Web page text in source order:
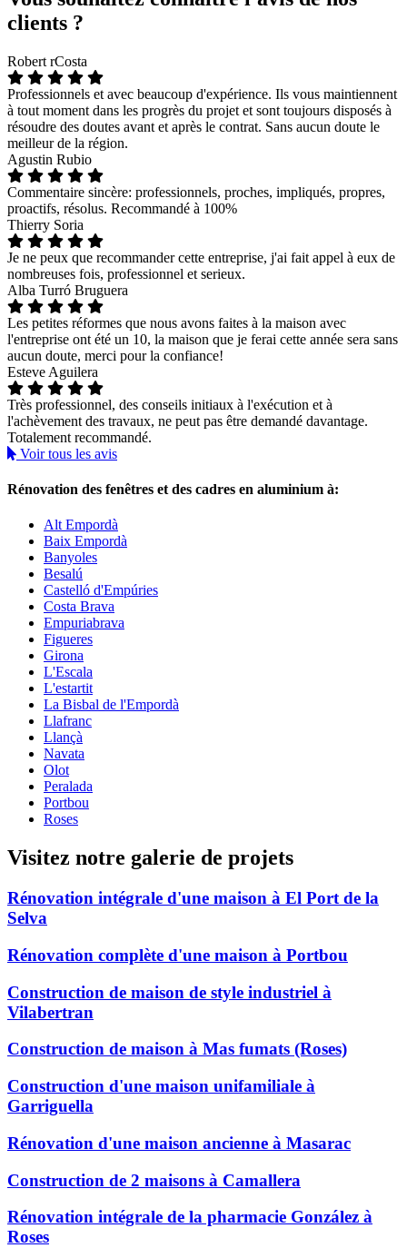
clients ?
Robert rCosta
Professionnels et avec beaucoup d'expérience. Ils vous maintiennent
à tout moment dans les progrès du projet et sont toujours disposés à
résoudre des doutes avant et après le contrat. Sans aucun doute le
meilleur de la région.
Agustin Rubio
Commentaire sincère: professionnels, proches, impliqués, propres,
proactifs, résolus. Recommandé à 100%
Thierry Soria
Je ne peux que recommander cette entreprise, j'ai fait appel à eux de
nombreuses fois, professionnel et serieux.
Alba Turró Bruguera
Les petites réformes que nous avons faites à la maison avec
l'entreprise ont été un 10, la maison que je ferai cette année sera sans
aucun doute, merci pour la confiance!
Esteve Aguilera
Très professionnel, des conseils initiaux à l'exécution et à
l'achèvement des travaux, ne peut pas être demandé davantage.
Totalement recommandé.
Voir tous les avis
Rénovation des fenêtres et des cadres en aluminium à:
Alt Empordà
Baix Empordà
Banyoles
Besalú
Castelló d'Empúries
Costa Brava
Empuriabrava
Figueres
Girona
L'Escala
L'estartit
La Bisbal de l'Empordà
Llafranc
Llançà
Navata
Olot
Peralada
Portbou
Roses
Visitez notre galerie de projets
Rénovation intégrale d'une maison à El Port de la
Selva
Rénovation complète d'une maison à Portbou
Construction de maison de style industriel à
Vilabertran
Construction de maison à Mas fumats (Roses)
Construction d'une maison unifamiliale à
Garriguella
Rénovation d'une maison ancienne à Masarac
Construction de 2 maisons à Camallera
Rénovation intégrale de la pharmacie González à
Roses